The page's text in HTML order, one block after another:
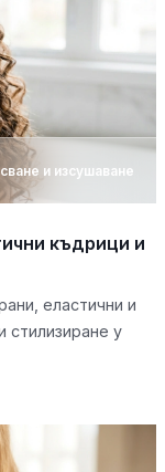
и изсушаване
къдрици и
еластични и
стилизиране у